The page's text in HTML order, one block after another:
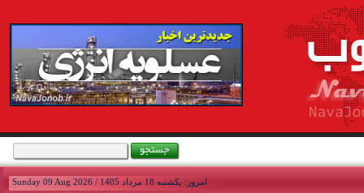
امروز: يکشنبه 18 مرداد 1405 / Sunday 09 Aug 2026